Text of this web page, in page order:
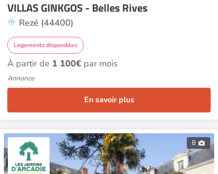
VILLAS GINKGOS - Belles Rives
Rezé (44400)
Logements disponibles
À partir de 1 100€ par mois
Annonce
En savoir plus
8